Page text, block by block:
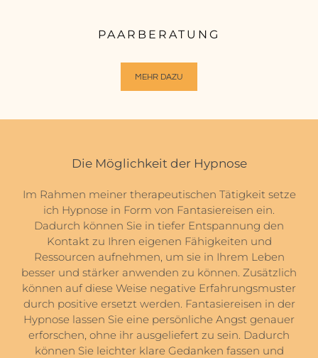
PAARBERATUNG
MEHR DAZU
Die Möglichkeit der Hypnose
Im Rahmen meiner therapeutischen Tätigkeit setze
ich Hypnose in Form von Fantasiereisen ein.
Dadurch können Sie in tiefer Entspannung den
Kontakt zu Ihren eigenen Fähigkeiten und
Ressourcen aufnehmen, um sie in Ihrem Leben
besser und stärker anwenden zu können. Zusätzlich
können auf diese Weise negative Erfahrungsmuster
durch positive ersetzt werden. Fantasiereisen in der
Hypnose lassen Sie eine persönliche Angst genauer
erforschen, ohne ihr ausgeliefert zu sein. Dadurch
können Sie leichter klare Gedanken fassen und